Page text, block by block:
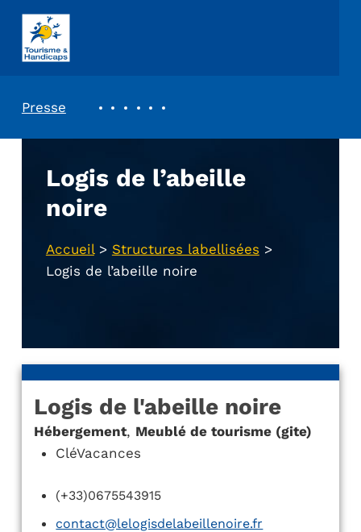
ASSOCIATION TOURISME ET HANDICAPS
Presse
Logis de l’abeille
noire
Accueil> Structures labellisées >
Logis de l’abeille noire
Logis de l'abeille noire
Hébergement, Meublé de tourisme (gite)
CléVacances
(+33)0675543915
contact@lelogisdelabeillenoire.fr